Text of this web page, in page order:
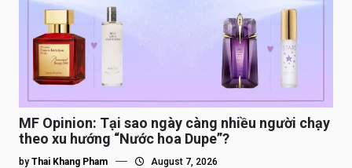
MF Opinion: Tại sao ngày càng nhiều người chạy
theo xu hướng “Nước hoa Dupe”?
by Thai Khang Pham August 7, 2026